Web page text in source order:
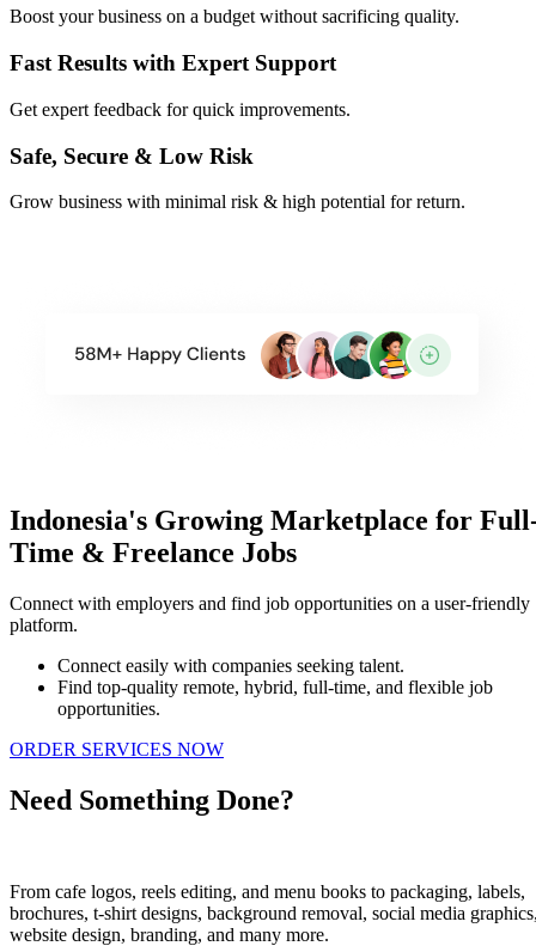
Boost your business on a budget without sacrificing quality.
Fast Results with Expert Support
Get expert feedback for quick improvements.
Safe, Secure & Low Risk
Grow business with minimal risk & high potential for return.
Indonesia's Growing Marketplace for
Time & Freelance Jobs
Connect with employers and find job opportunities on a user-friendly
platform.
Connect easily with companies seeking talent.
Find top-quality remote, hybrid, full-time, and flexible job
opportunities.
ORDER SERVICES NOW
Need Something Done?
From cafe logos, reels editing, and menu books to packaging, labels,
brochures, t-shirt designs, background removal, social media
website design, branding, and many more.